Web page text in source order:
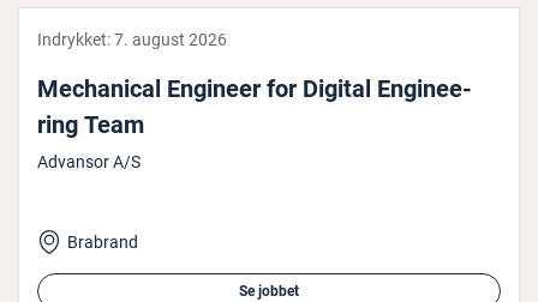
Indrykket:7. august 2026
Me­cha­ni­cal Engineer for Digital En­gi­ne­e­
ring Team
Advansor A/S
Brabrand
Se jobbet